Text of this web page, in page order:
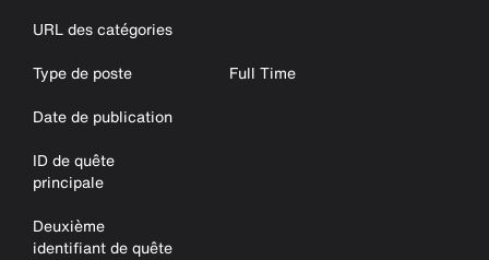
URL des catégories
Type de poste
Full Time
Date de publication
ID de quête
principale
Deuxième
identifiant de quête